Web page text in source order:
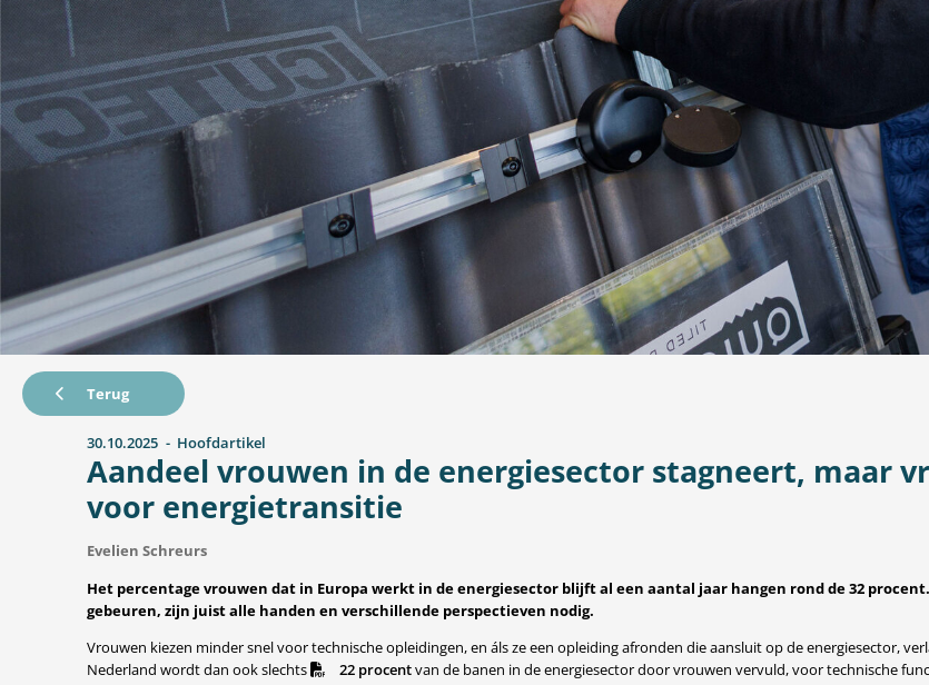
Aandeel vrouwen in de energiesector stagneert, maar
voor energietransitie
Terug
30.10.2025 Hoofdartikel
Evelien Schreurs
Het percentage vrouwen dat in Europa werkt in de energiesector blijft al een aantal jaar hangen rond de 32
gebeuren, zijn juist alle handen en verschillende perspectieven nodig.
Vrouwen kiezen minder snel voor technische opleidingen, en áls ze een opleiding afronden die aansluit op de energiesector,
Nederland wordt dan ook slechts
22 procentvan de banen in de energiesector door vrouwen vervuld, voor technische